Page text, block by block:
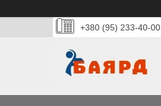
+380 (95) 233-40-00